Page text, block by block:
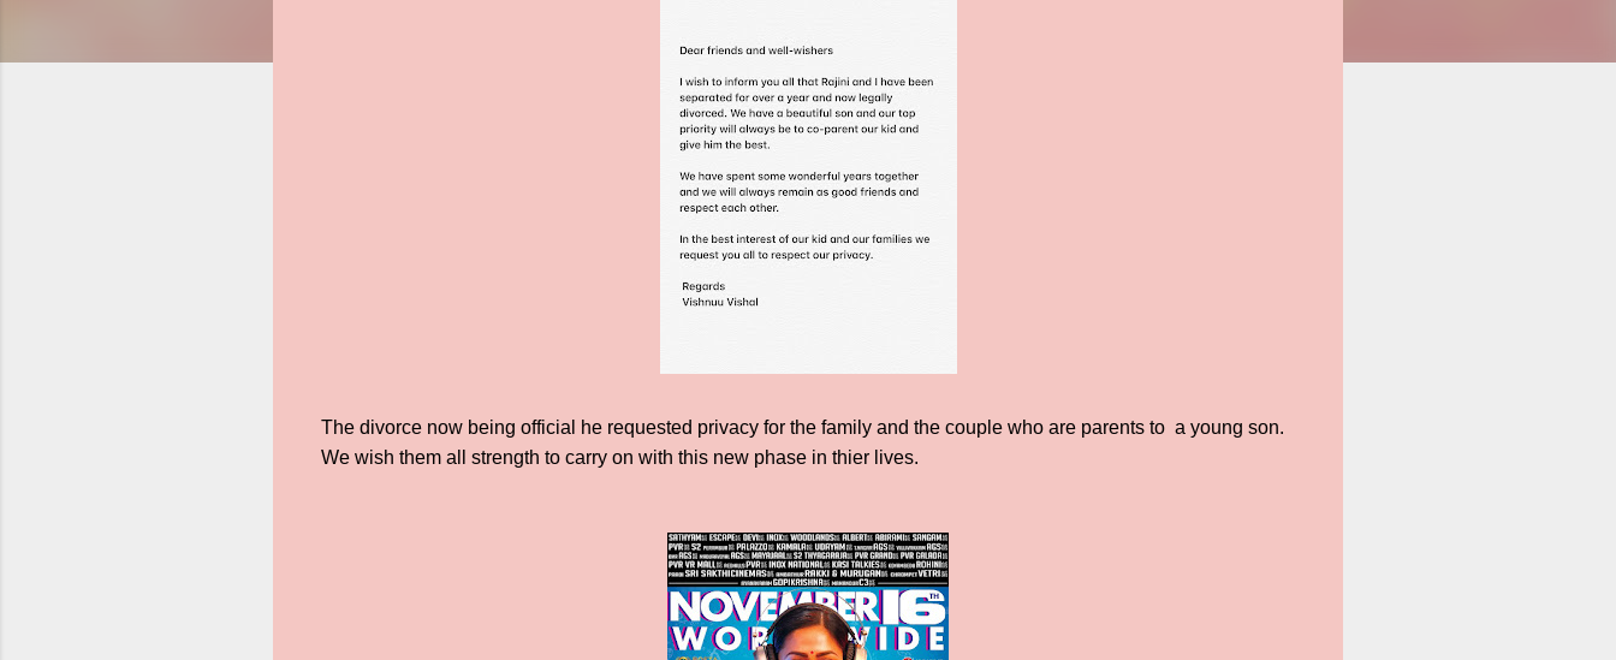
The divorce now being official he requested privacy for the family and the couple who are parents to a young son.
We wish them all strength to carry on with this new phase in thier lives.